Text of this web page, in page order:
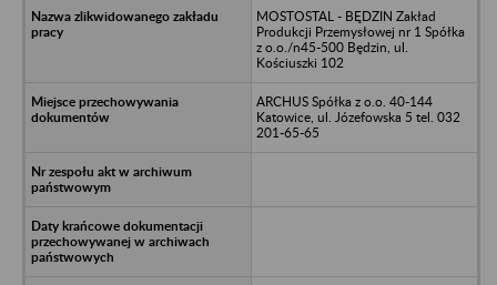
MOSTOSTAL - BĘDZIN Zakład
Produkcji Przemysłowej nr 1 Spółka
z o.o./n45-500 Będzin, ul.
Kościuszki 102
ARCHUS Spółka z o.o. 40-144
Katowice, ul. Józefowska 5 tel. 032
201-65-65